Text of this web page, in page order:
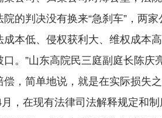
判决没有换来“急刹车”，两家
成本低、侵权获利大、维权成本
口。”山东高院民三庭副庭长陈庆
简单地说，就是在实际损失之
在现有法律司法解释规定和制